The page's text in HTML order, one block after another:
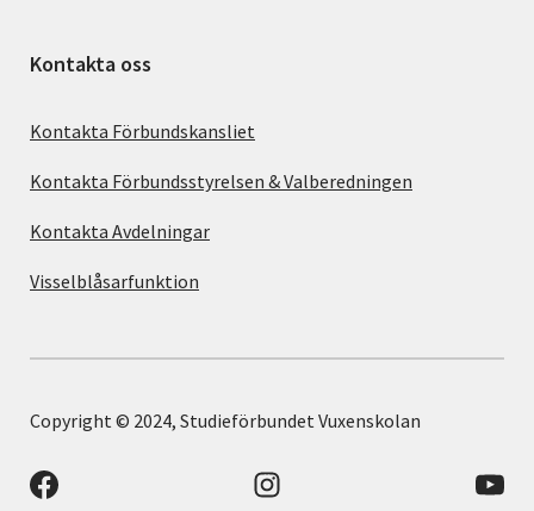
Kontakta oss
Kontakta Förbundskansliet
Kontakta Förbundsstyrelsen & Valberedningen
Kontakta Avdelningar
Visselblåsarfunktion
Copyright © 2024, Studieförbundet Vuxenskolan